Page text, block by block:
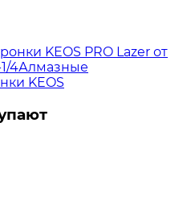
KEOS PRO Lazer от
4Алмазные
KEOS